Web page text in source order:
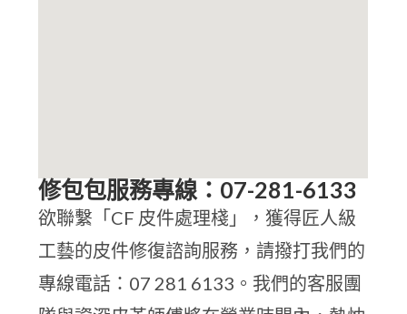
修包包服務專線：07-281-6133
欲聯繫「CF 皮件處理棧」，獲得匠人級
工藝的皮件修復諮詢服務，請撥打我們的
專線電話：07 281 6133。我們的客服團